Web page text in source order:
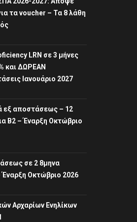
τα voucher – Τα 8 λάθη
LRN σε 3 μήνες
και ΔΩΡΕΑΝ
Ιανουάριο 2027
εξ αποστάσεως – 12
B2 – Έναρξη Οκτώβριο
σε 2 8μηνα
Οκτώβριο 2026
Αρχαρίων Ενηλίκων